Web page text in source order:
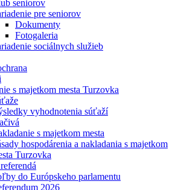
seniorov
pre seniorov
Dokumenty
Fotogaleria
sociálnych služieb
s majetkom mesta Turzovka
vyhodnotenia súťaží
s majetkom mesta
hospodárenia a nakladania s majetkom
Turzovka
do Európskeho parlamentu
2026